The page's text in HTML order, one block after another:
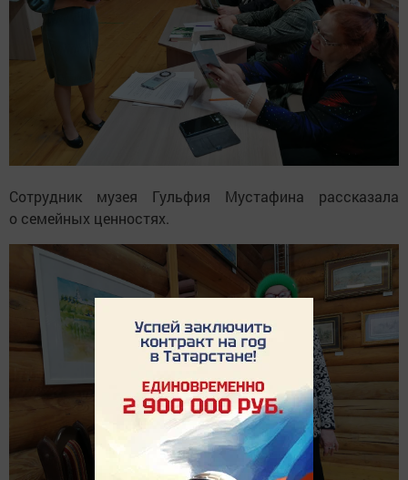
Сотрудник музея Гульфия Мустафина рассказала
о семейных ценностях.